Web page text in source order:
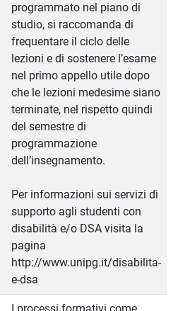
programmato nel piano di
studio, si raccomanda di
frequentare il ciclo delle
lezioni e di sostenere l’esame
nel primo appello utile dopo
che le lezioni medesime siano
terminate, nel rispetto quindi
del semestre di
programmazione
dell’insegnamento.
Per informazioni sui servizi di
supporto agli studenti con
disabilità e/o DSA visita la
pagina
http://www.unipg.it/disabilita-
e-dsa